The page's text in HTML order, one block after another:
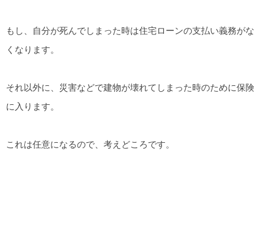
もし、自分が死んでしまった時は住宅ローンの支払い義務がな
くなります。
それ以外に、災害などで建物が壊れてしまった時のために保険
に入ります。
これは任意になるので、考えどころです。